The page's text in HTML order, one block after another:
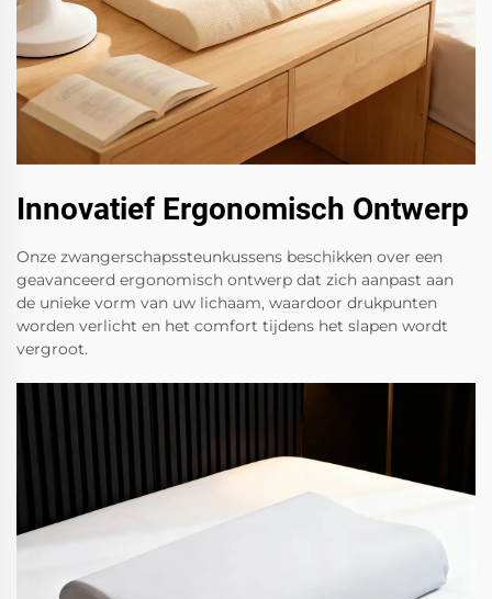
Innovatief Ergonomisch Ontwerp
Onze zwangerschapssteunkussens beschikken over een
geavanceerd ergonomisch ontwerp dat zich aanpast aan
de unieke vorm van uw lichaam, waardoor drukpunten
worden verlicht en het comfort tijdens het slapen wordt
vergroot.